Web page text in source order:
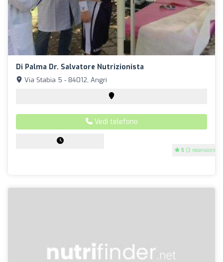
Di Palma Dr. Salvatore Nutrizionista
5 (3 recensioni)
Via Stabia 5 - 84012, Angri
Vedi telefono